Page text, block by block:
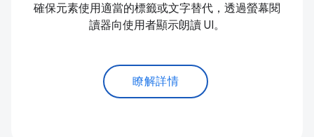
確保元素使用適當的標籤或文字替代，透過螢幕閱
讀器向使用者顯示朗讀 UI。
瞭解詳情